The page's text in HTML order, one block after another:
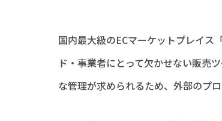
国内最大級のECマーケットプレイス
ド・事業者にとって欠かせない販売
な管理が求められるため、外部のプ